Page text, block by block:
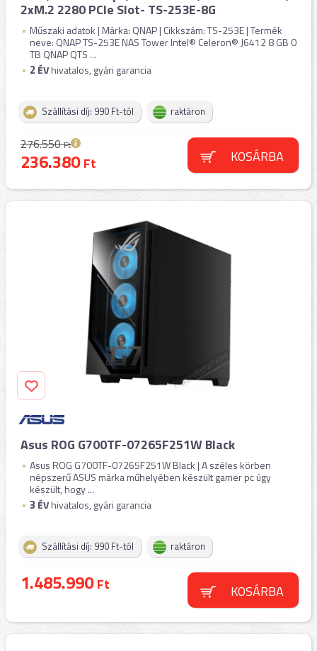
2xM.2 2280 PCIe Slot- TS-253E-8G
Műszaki adatok | Márka: QNAP | Cikkszám: TS-253E | Termék
neve: QNAP TS-253E NAS Tower Intel® Celeron® J6412 8 GB 0
TB QNAP QTS ...
2 ÉVhivatalos, gyári garancia
Szállítási díj: 990 Ft-tól raktáron
276.550Ft
236.380Ft KOSÁRBA
Asus ROG G700TF-07265F251W Black
Asus ROG G700TF-07265F251W Black | A széles körben
népszerű ASUS márka műhelyében készült gamer pc úgy
készült, hogy ...
3 ÉVhivatalos, gyári garancia
Szállítási díj: 990 Ft-tól raktáron
1.485.990Ft KOSÁRBA